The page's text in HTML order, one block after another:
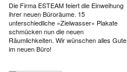
Die Firma ESTEAM feiert die Einweihung
ihrer neuen Büroräume. 15
unterschiedliche »Zielwasser« Plakate
schmücken nun die neuen
Räumlichkeiten. Wir wünschen alles Gute
im neuen Büro!